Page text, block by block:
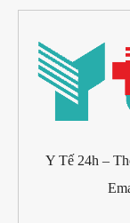
Y Tế 24h –